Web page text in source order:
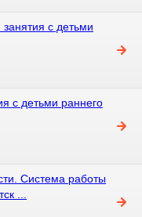
с детьми
с детьми раннего
Система работы
...